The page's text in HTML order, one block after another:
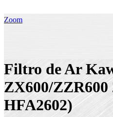
Zoom
Filtro de Ar
ZX600/
HFA2602)